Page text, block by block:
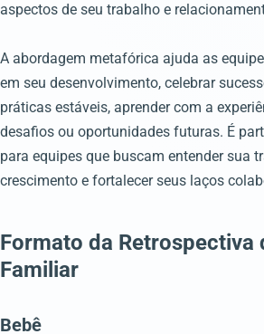
aspectos de seu trabalho e
A abordagem metafórica ajuda as
em seu desenvolvimento, celebrar
práticas estáveis, aprender com a
desafios ou oportunidades futuras. É
para equipes que buscam entender sua
crescimento e fortalecer seus laços
Formato da Retrospectiva
Familiar
Bebê